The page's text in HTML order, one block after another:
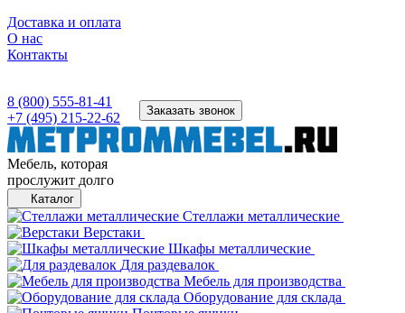
Доставка и оплата
О нас
Контакты
8 (800) 555-81-41
+7 (495) 215-22-62
Заказать звонок
Мебель, которая
прослужит долго
Каталог
Стеллажи металлические
Верстаки
Шкафы металлические
Для раздевалок
Мебель для производства
Оборудование для склада